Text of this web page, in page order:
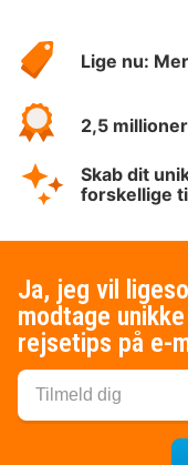
HotelSpecials
Lige nu:
2,5
Skab dit
forskellige
Ja, jeg vil
modtage
rejsetips på e-